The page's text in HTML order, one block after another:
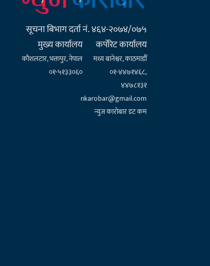
सूचना बिभाग दर्ता नं. ४६४-२०७४/०७५
मुख्य कार्यालय
कौशलटार, भक्तपुर, नेपाल
०१-५१३३०६०
कर्पाेरेट कार्यालय
मध्य बानेश्वर, काठमाडौँ
०१-४४७१४६८,
४४७८१३१
nkarobar@gmail.com
न्युज कारोबार डट कम